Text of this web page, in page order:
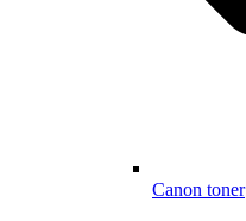
Canon toner